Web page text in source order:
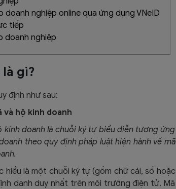
nghiệp online qua ứng dụng VNeID
tiếp
doanh nghiệp
gì?
định như sau:
và hộ kinh doanh
kinh doanh là chuỗi ký tự biểu diễn tương ứng
theo quy định pháp luật hiện hành về mã
là một chuỗi ký tự (gồm chữ cái, số hoặc
danh duy nhất trên môi trường điện tử. Mã